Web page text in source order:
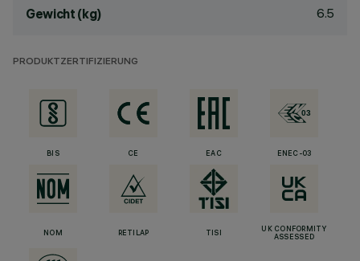
Gewicht (kg) 6.5
PRODUKTZERTIFIZIERUNG
BIS CE EAC ENEC-03
NOM RETILAP TISI
UK CONFORMITY
ASSESSED